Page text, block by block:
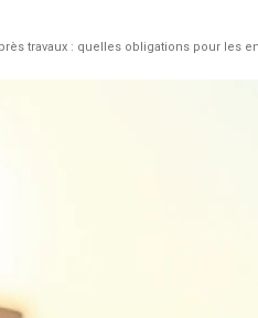
travaux : quelles obligations pour les